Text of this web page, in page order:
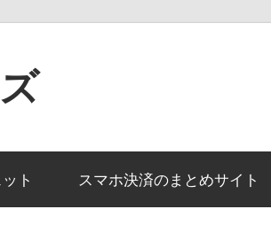
ト スマホ決済のまとめサイト